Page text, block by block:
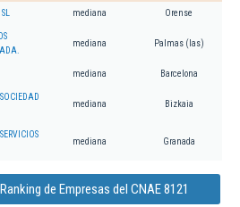
mediana Orense
mediana Palmas (las)
mediana Barcelona
mediana Bizkaia
mediana Granada
de Empresas del CNAE 8121